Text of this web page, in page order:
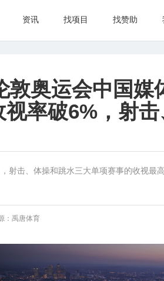
资讯 找项目 找赞助
敦奥运会中国媒
视率破6%，射
射击、体操和跳水三大单项赛事的收视最
禹唐体育